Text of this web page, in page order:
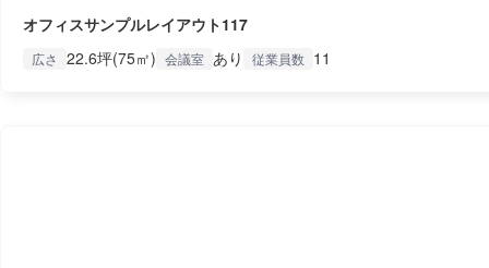
オフィスサンプルレイアウト117
広さ 22.6坪(75㎡) 会議室 あり 従業員数 11